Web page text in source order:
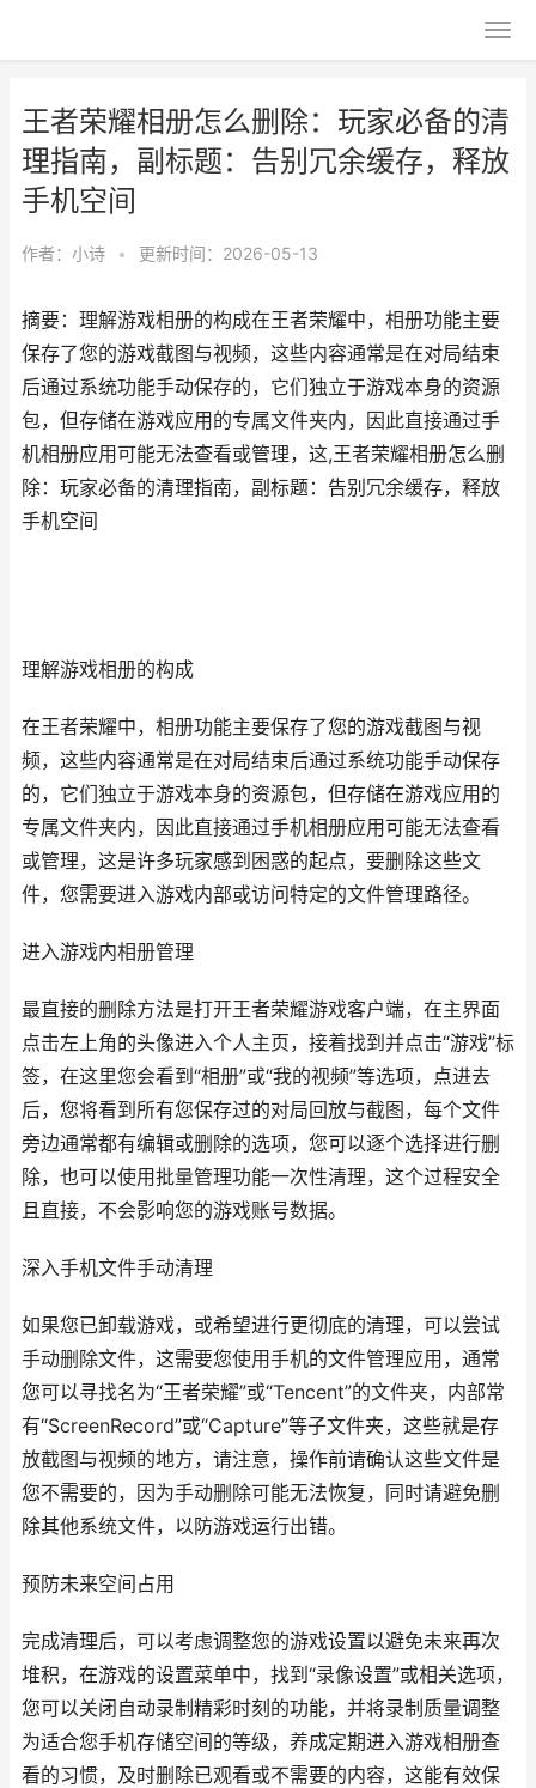
王者荣耀相册怎么删除：玩家必备的清
理指南，副标题：告别冗余缓存，释放
手机空间
作者： 小诗 • 更新时间：2026-05-13
摘要：理解游戏相册的构成在王者荣耀中，相册功能主要
保存了您的游戏截图与视频，这些内容通常是在对局结束
后通过系统功能手动保存的，它们独立于游戏本身的资源
包，但存储在游戏应用的专属文件夹内，因此直接通过手
机相册应用可能无法查看或管理，这,王者荣耀相册怎么删
除：玩家必备的清理指南，副标题：告别冗余缓存，释放
手机空间
理解游戏相册的构成
在王者荣耀中，相册功能主要保存了您的游戏截图与视
频，这些内容通常是在对局结束后通过系统功能手动保存
的，它们独立于游戏本身的资源包，但存储在游戏应用的
专属文件夹内，因此直接通过手机相册应用可能无法查看
或管理，这是许多玩家感到困惑的起点，要删除这些文
件，您需要进入游戏内部或访问特定的文件管理路径。
进入游戏内相册管理
最直接的删除方法是打开王者荣耀游戏客户端，在主界面
点击左上角的头像进入个人主页，接着找到并点击“游戏”标
签，在这里您会看到“相册”或“我的视频”等选项，点进去
后，您将看到所有您保存过的对局回放与截图，每个文件
旁边通常都有编辑或删除的选项，您可以逐个选择进行删
除，也可以使用批量管理功能一次性清理，这个过程安全
且直接，不会影响您的游戏账号数据。
深入手机文件手动清理
如果您已卸载游戏，或希望进行更彻底的清理，可以尝试
手动删除文件，这需要您使用手机的文件管理应用，通常
您可以寻找名为“王者荣耀”或“Tencent”的文件夹，内部常
有“ScreenRecord”或“Capture”等子文件夹，这些就是存
放截图与视频的地方，请注意，操作前请确认这些文件是
您不需要的，因为手动删除可能无法恢复，同时请避免删
除其他系统文件，以防游戏运行出错。
预防未来空间占用
完成清理后，可以考虑调整您的游戏设置以避免未来再次
堆积，在游戏的设置菜单中，找到“录像设置”或相关选项，
您可以关闭自动录制精彩时刻的功能，并将录制质量调整
为适合您手机存储空间的等级，养成定期进入游戏相册查
看的习惯，及时删除已观看或不需要的内容，这能有效保